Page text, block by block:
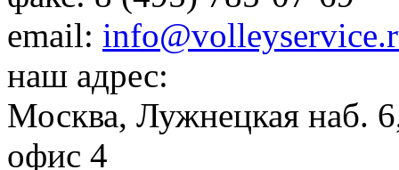
email:
наш адрес:
Москва, Лужнецкая наб.
офис 4